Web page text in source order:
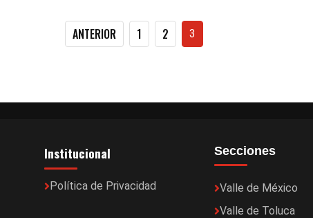
Paginación
ANTERIOR 1 2 3
Institucional
Política de Privacidad
Secciones
Valle de México
Valle de Toluca